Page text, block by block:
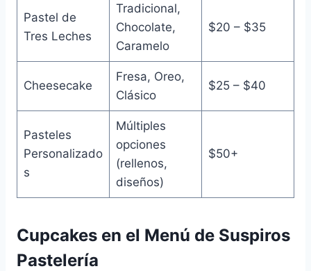
Pastel de
Tres Leches
Tradicional,
Chocolate,
Caramelo
$20 – $35
Cheesecake
Fresa, Oreo,
Clásico
$25 – $40
Pasteles
Personalizado
s
Múltiples
opciones
(rellenos,
diseños)
$50+
Cupcakes en el Menú de Suspiros
Pastelería